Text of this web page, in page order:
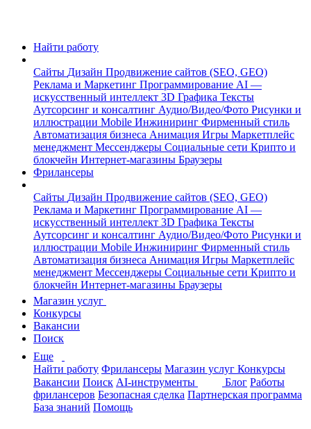
Найти работу
Сайты Дизайн Продвижение сайтов (SEO, GEO)
Реклама и Маркетинг Программирование AI —
искусственный интеллект 3D Графика Тексты
Аутсорсинг и консалтинг Аудио/Видео/Фото Рисунки и
иллюстрации Mobile Инжиниринг Фирменный стиль
Автоматизация бизнеса Анимация Игры Маркетплейс
менеджмент Мессенджеры Социальные сети Крипто и
блокчейн Интернет-магазины Браузеры
Фрилансеры
Сайты Дизайн Продвижение сайтов (SEO, GEO)
Реклама и Маркетинг Программирование AI —
искусственный интеллект 3D Графика Тексты
Аутсорсинг и консалтинг Аудио/Видео/Фото Рисунки и
иллюстрации Mobile Инжиниринг Фирменный стиль
Автоматизация бизнеса Анимация Игры Маркетплейс
менеджмент Мессенджеры Социальные сети Крипто и
блокчейн Интернет-магазины Браузеры
Магазин услуг
Конкурсы
Вакансии
Поиск
Еще
Найти работу Фрилансеры Магазин услуг Конкурсы
Вакансии Поиск AI-инструменты Блог Работы
фрилансеров Безопасная сделка Партнерская программа
База знаний Помощь